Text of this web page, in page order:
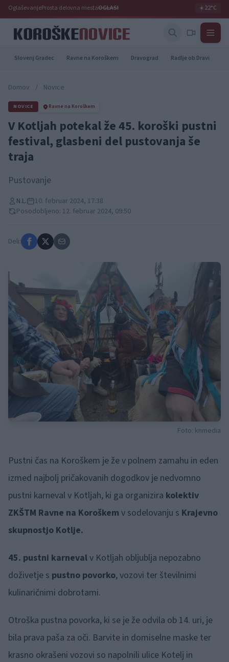
OglaševanjeProsta delovna mestaOGLASI ☀️22°C
Slovenj Gradec Ravne na Koroškem Dravograd Radlje ob Dravi
Domov / Novice
NOVICE Ravne na Koroškem
V Kotljah potekal že 45. koroški pustni
festival, glasbeni del pustovanja še
traja
Pustovanje
N.L.
10. februar 2024, 17:38
Posodobljeno: 12. februar 2024, 09:50
Deli:
Foto: knmedia
Pustni čas na Koroškem je že v polnem zamahu in eden
izmed najbolj pričakovanih dogodkov je nedvomno
pustni karneval v Kotljah, ki ga organizira kolektiv
ZKŠTM Ravne na Koroškem v sodelovanju s Krajevno
skupnostjo Kotlje.
45. pustni karnevalv Kotljah obljublja nepozabno
doživetje s pustno povorko, vozovi ter številnimi
kulinaričnimi dobrotami.
Otroška pustna povorka, ki se je že odvila ob 14. uri, je
bila prava paša za oči. Barvite in domiselne maske ter
krasno okrašeni vozovi so napolnili ulice Kotelj in